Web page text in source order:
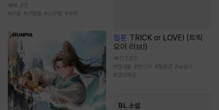
8.3만
#곤륜 #선협물 #신무협 #정파
웹툰 TRICK or LOVE! (트릭
오어 러브!)
117.8만
#현대물 #헌신수 #절륜공 #능글수
#갭모에공
BL 소설